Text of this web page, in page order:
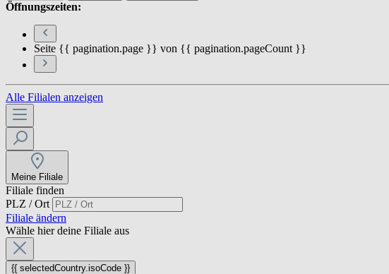
Öffnungszeiten:
Seite {{ pagination.page }} von {{ pagination.pageCount }}
Alle Filialen anzeigen
Meine Filiale
Filiale finden
PLZ / Ort
Filiale ändern
Wähle hier deine Filiale aus
{{ selectedCountry.isoCode }}